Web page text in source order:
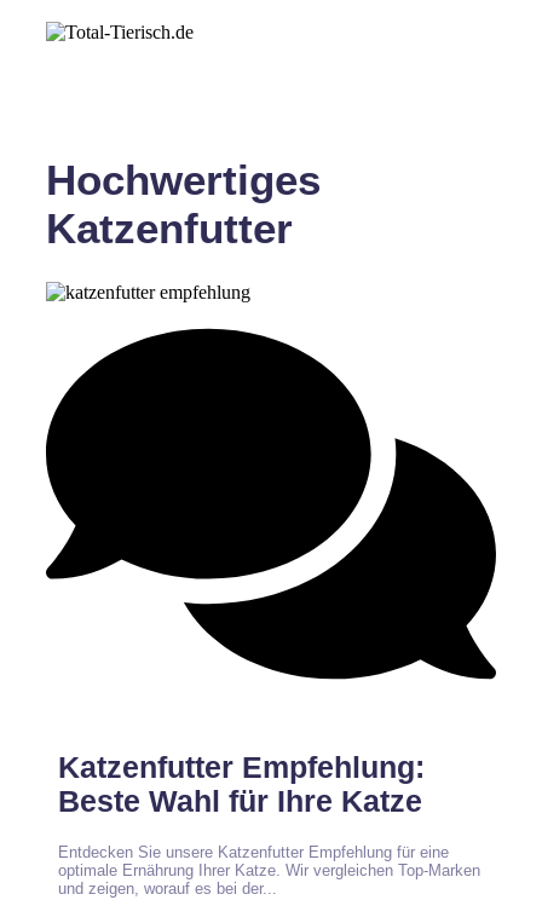
Hochwertiges
Katzenfutter
Katzenfutter Empfehlung:
Beste Wahl für Ihre Katze
Entdecken Sie unsere Katzenfutter Empfehlung für eine
optimale Ernährung Ihrer Katze. Wir vergleichen Top-Marken
und zeigen, worauf es bei der...